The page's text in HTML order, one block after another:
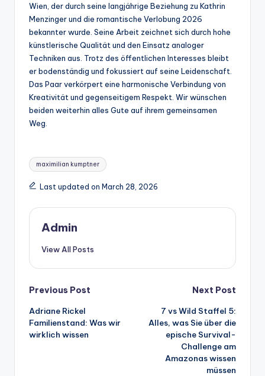
Wien, der durch seine langjährige Beziehung zu Kathrin
Menzinger und die romantische Verlobung 2026
bekannter wurde. Seine Arbeit zeichnet sich durch hohe
künstlerische Qualität und den Einsatz analoger
Techniken aus. Trotz des öffentlichen Interesses bleibt
er bodenständig und fokussiert auf seine Leidenschaft.
Das Paar verkörpert eine harmonische Verbindung von
Kreativität und gegenseitigem Respekt. Wir wünschen
beiden weiterhin alles Gute auf ihrem gemeinsamen
Weg.
Tags:
maximilian kumptner
Last updated on March 28, 2026
Admin
View All Posts
Post
navigation
Previous Post
Adriane Rickel
Familienstand: Was wir
wirklich wissen
Next Post
7 vs Wild Staffel 5:
Alles, was Sie über die
epische Survival-
Challenge am
Amazonas wissen
müssen